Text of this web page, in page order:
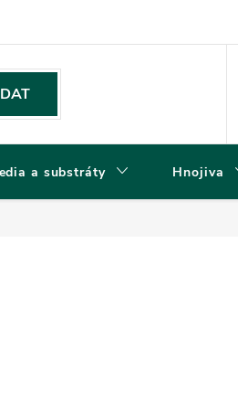
údajů a cookies
a substráty Hnojiva